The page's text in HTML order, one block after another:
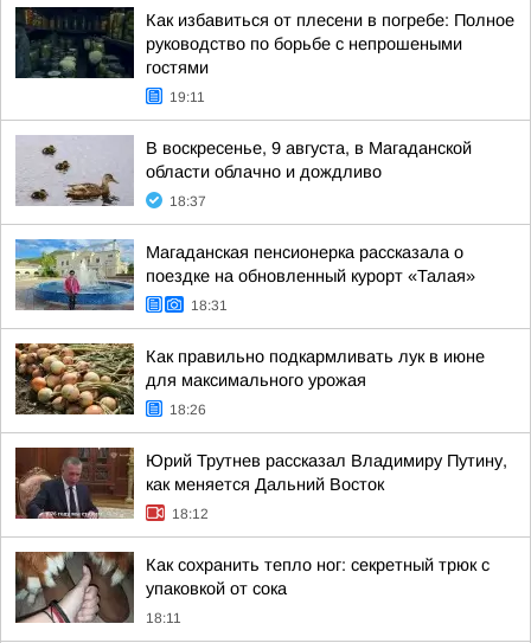
Как избавиться от плесени в погребе: Полное
руководство по борьбе с непрошеными
гостями
19:11
В воскресенье, 9 августа, в Магаданской
области облачно и дождливо
18:37
Магаданская пенсионерка рассказала о
поездке на обновленный курорт «Талая»
18:31
Как правильно подкармливать лук в июне
для максимального урожая
18:26
Юрий Трутнев рассказал Владимиру Путину,
как меняется Дальний Восток
18:12
Как сохранить тепло ног: секретный трюк с
упаковкой от сока
18:11